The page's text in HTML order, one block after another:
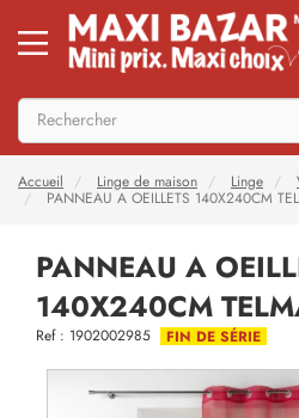
Accueil Linge de maison Linge
PANNEAU A OEILLETS 140X240CM
PANNEAU A
140X240CM
Ref : 1902002985 FIN DE SÉRIE